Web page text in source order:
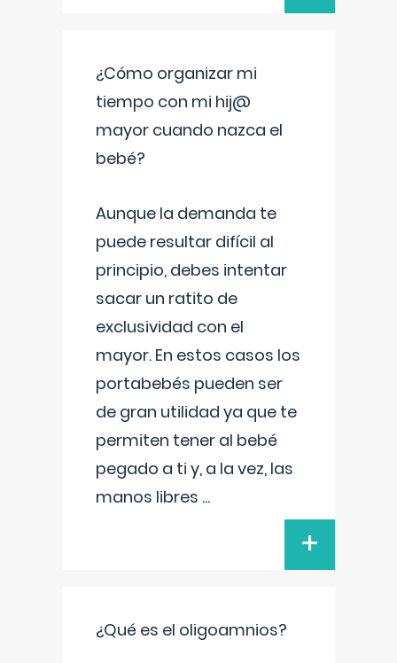
¿Cómo organizar mi
tiempo con mi hij@
mayor cuando nazca el
bebé?
Aunque la demanda te
puede resultar difícil al
principio, debes intentar
sacar un ratito de
exclusividad con el
mayor. En estos casos los
portabebés pueden ser
de gran utilidad ya que te
permiten tener al bebé
pegado a ti y, a la vez, las
manos libres ...
+
¿Qué es el oligoamnios?